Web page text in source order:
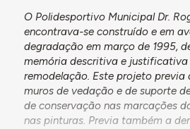
O Polidesportivo Municipal Dr.
encontrava-se construído e em
degradação em março de 1995,
memória descritiva e
remodelação. Este projeto previa
muros de vedação e de suporte
de conservação nas marcações
nas pinturas. Previa também a